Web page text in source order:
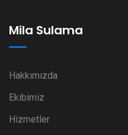
Mila Sulama
Hakkımızda
Ekibimiz
Hizmetler